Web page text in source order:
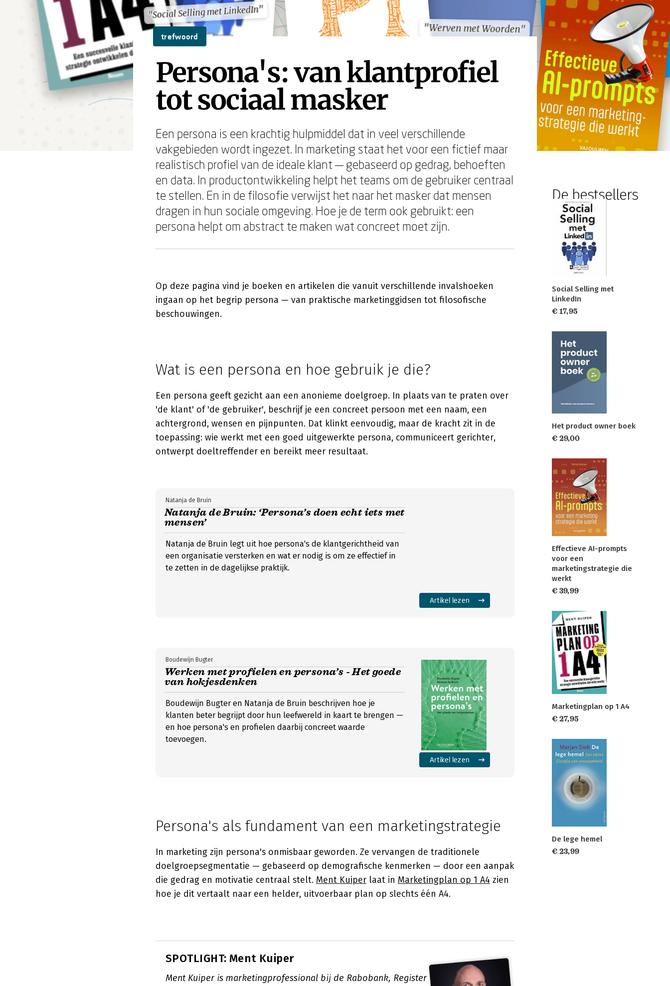
"Social Selling met LinkedIn"
"Werven met Woorden"
"Social Selling met LinkedIn"
"Werven met Woorden"
trefwoord
Persona's: van klantprofiel
tot sociaal masker
Een persona is een krachtig hulpmiddel dat in veel verschillende
vakgebieden wordt ingezet. In marketing staat het voor een fictief maar
realistisch profiel van de ideale klant — gebaseerd op gedrag, behoeften
en data. In productontwikkeling helpt het teams om de gebruiker centraal
te stellen. En in de filosofie verwijst het naar het masker dat mensen
dragen in hun sociale omgeving. Hoe je de term ook gebruikt: een
persona helpt om abstract te maken wat concreet moet zijn.
Op deze pagina vind je boeken en artikelen die vanuit verschillende invalshoeken
ingaan op het begrip persona — van praktische marketinggidsen tot filosofische
beschouwingen.
Wat is een persona en hoe gebruik je die?
Een persona geeft gezicht aan een anonieme doelgroep. In plaats van te praten over
'de klant' of 'de gebruiker', beschrijf je een concreet persoon met een naam, een
achtergrond, wensen en pijnpunten. Dat klinkt eenvoudig, maar de kracht zit in de
toepassing: wie werkt met een goed uitgewerkte persona, communiceert gerichter,
ontwerpt doeltreffender en bereikt meer resultaat.
Natanja de Bruin: ‘Persona’s doen echt iets met
mensen’
Natanja de Bruin
Natanja de Bruin legt uit hoe persona's de klantgerichtheid van
een organisatie versterken en wat er nodig is om ze effectief in
te zetten in de dagelijkse praktijk.
Artikel lezen
Werken met profielen en persona’s - Het goede
van hokjesdenken
Boudewijn Bugter
Boudewijn Bugter en Natanja de Bruin beschrijven hoe je
klanten beter begrijpt door hun leefwereld in kaart te brengen —
en hoe persona's en profielen daarbij concreet waarde
toevoegen.
Artikel lezen
Persona's als fundament van een marketingstrategie
In marketing zijn persona's onmisbaar geworden. Ze vervangen de traditionele
doelgroepsegmentatie — gebaseerd op demografische kenmerken — door een aanpak
die gedrag en motivatie centraal stelt. Ment Kuiper laat in Marketingplan op 1 A4 zien
hoe je dit vertaalt naar een helder, uitvoerbaar plan op slechts één A4.
SPOTLIGHT: Ment Kuiper
Ment Kuiper is marketingprofessional bij de Rabobank, Register
De bestsellers
Social Selling met
LinkedIn
€ 17,95
Het product owner boek
€ 29,00
Effectieve AI-prompts
voor een
marketingstrategie die
werkt
€ 39,99
Marketingplan op 1 A4
€ 27,95
De lege hemel
€ 23,99